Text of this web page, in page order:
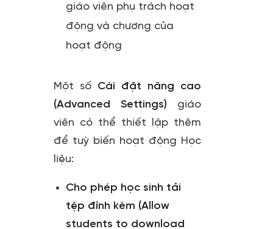
giáo viên phụ trách hoạt
động và chương của
hoạt động
Một số Cài đặt nâng cao
(Advanced Settings) giáo
viên có thể thiết lập thêm
để tuỳ biến hoạt động Học
liệu:
Cho phép học sinh tải
tệp đính kèm (Allow
students to download